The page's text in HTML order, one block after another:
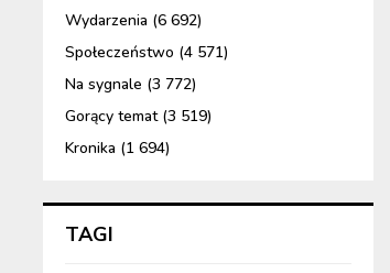
Wydarzenia (6 692)
Społeczeństwo (4 571)
Na sygnale (3 772)
Gorący temat(3 519)
Kronika (1 694)
TAGI